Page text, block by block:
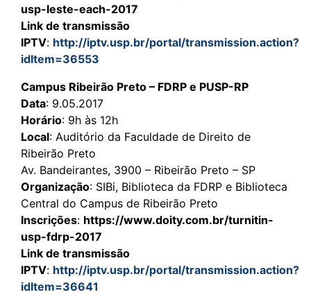
usp-leste-each-2017
Link de transmissão
IPTV: http://iptv.usp.br/portal/transmission.action?
idItem=36553
Campus Ribeirão Preto – FDRP e PUSP-RP
Data: 9.05.2017
Horário: 9h às 12h
Local: Auditório da Faculdade de Direito de
Ribeirão Preto
Av. Bandeirantes, 3900 – Ribeirão Preto – SP
Organização: SIBi, Biblioteca da FDRP e Biblioteca
Central do Campus de Ribeirão Preto
Inscrições: https://www.doity.com.br/turnitin-
usp-fdrp-2017
Link de transmissão
IPTV: http://iptv.usp.br/portal/transmission.action?
idItem=36641